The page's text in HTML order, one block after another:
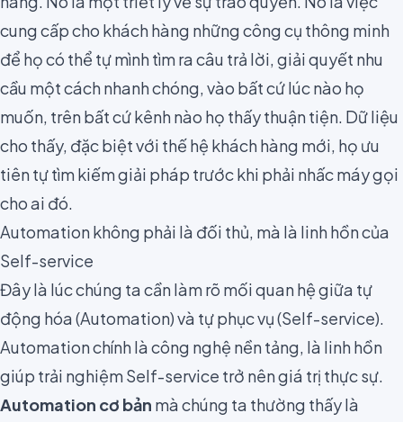
cung cấp cho khách hàng những công cụ thông minh
để họ có thể tự mình tìm ra câu trả lời, giải quyết nhu
cầu một cách nhanh chóng, vào bất cứ lúc nào họ
muốn, trên bất cứ kênh nào họ thấy thuận tiện. Dữ liệu
cho thấy, đặc biệt với thế hệ khách hàng mới, họ ưu
tiên tự tìm kiếm giải pháp trước khi phải nhấc máy gọi
cho ai đó.
Automation không phải là đối thủ, mà là linh hồn của
Self-service
Đây là lúc chúng ta cần làm rõ mối quan hệ giữa tự
động hóa (Automation) và tự phục vụ (Self-service).
Automation chính là công nghệ nền tảng, là linh hồn
giúp trải nghiệm Self-service trở nên giá trị thực sự.
Automation cơ bản mà chúng ta thường thấy là